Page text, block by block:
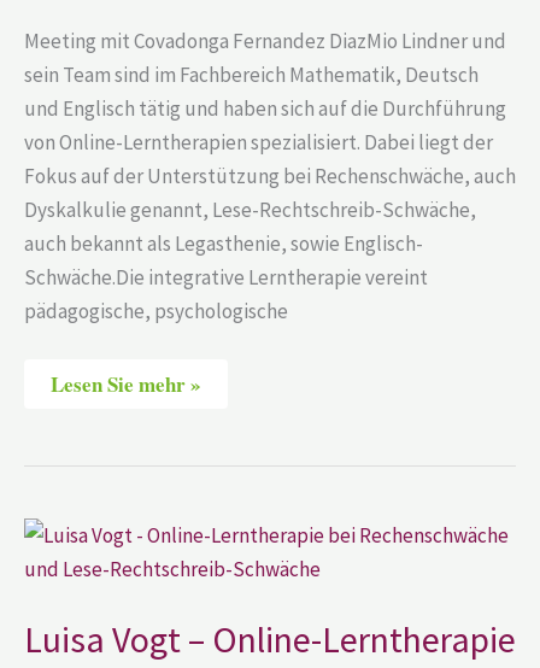
Meeting mit Covadonga Fernandez DiazMio Lindner und
sein Team sind im Fachbereich Mathematik, Deutsch
und Englisch tätig und haben sich auf die Durchführung
von Online-Lerntherapien spezialisiert. Dabei liegt der
Fokus auf der Unterstützung bei Rechenschwäche, auch
Dyskalkulie genannt, Lese-Rechtschreib-Schwäche,
auch bekannt als Legasthenie, sowie Englisch-
Schwäche.Die integrative Lerntherapie vereint
pädagogische, psychologische
Lesen Sie mehr »
Luisa Vogt – Online-Lerntherapie
Luisa
Vogt
–
bei
Rechenschwäche